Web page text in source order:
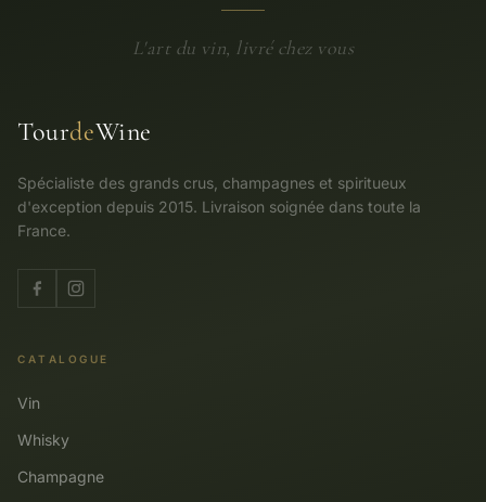
L'art du vin, livré chez vous
TourdeWine
Spécialiste des grands crus, champagnes et spiritueux
d'exception depuis 2015. Livraison soignée dans toute la
France.
CATALOGUE
Vin
Whisky
Champagne